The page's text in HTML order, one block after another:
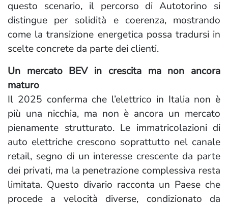
questo scenario, il percorso di Autotorino si
distingue per solidità e coerenza, mostrando
come la transizione energetica possa tradursi in
scelte concrete da parte dei clienti.
Un mercato BEV in crescita ma non ancora
maturo
Il 2025 conferma che l’elettrico in Italia non è
più una nicchia, ma non è ancora un mercato
pienamente strutturato. Le immatricolazioni di
auto elettriche crescono soprattutto nel canale
retail, segno di un interesse crescente da parte
dei privati, ma la penetrazione complessiva resta
limitata. Questo divario racconta un Paese che
procede a velocità diverse, condizionato da